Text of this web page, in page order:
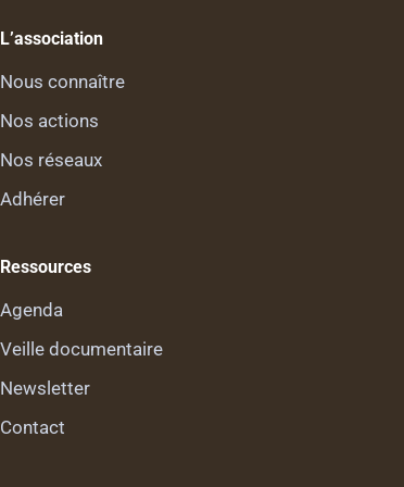
L’association
Nous connaître
Nos actions
Nos réseaux
Adhérer
Ressources
Agenda
Veille documentaire
Newsletter
Contact